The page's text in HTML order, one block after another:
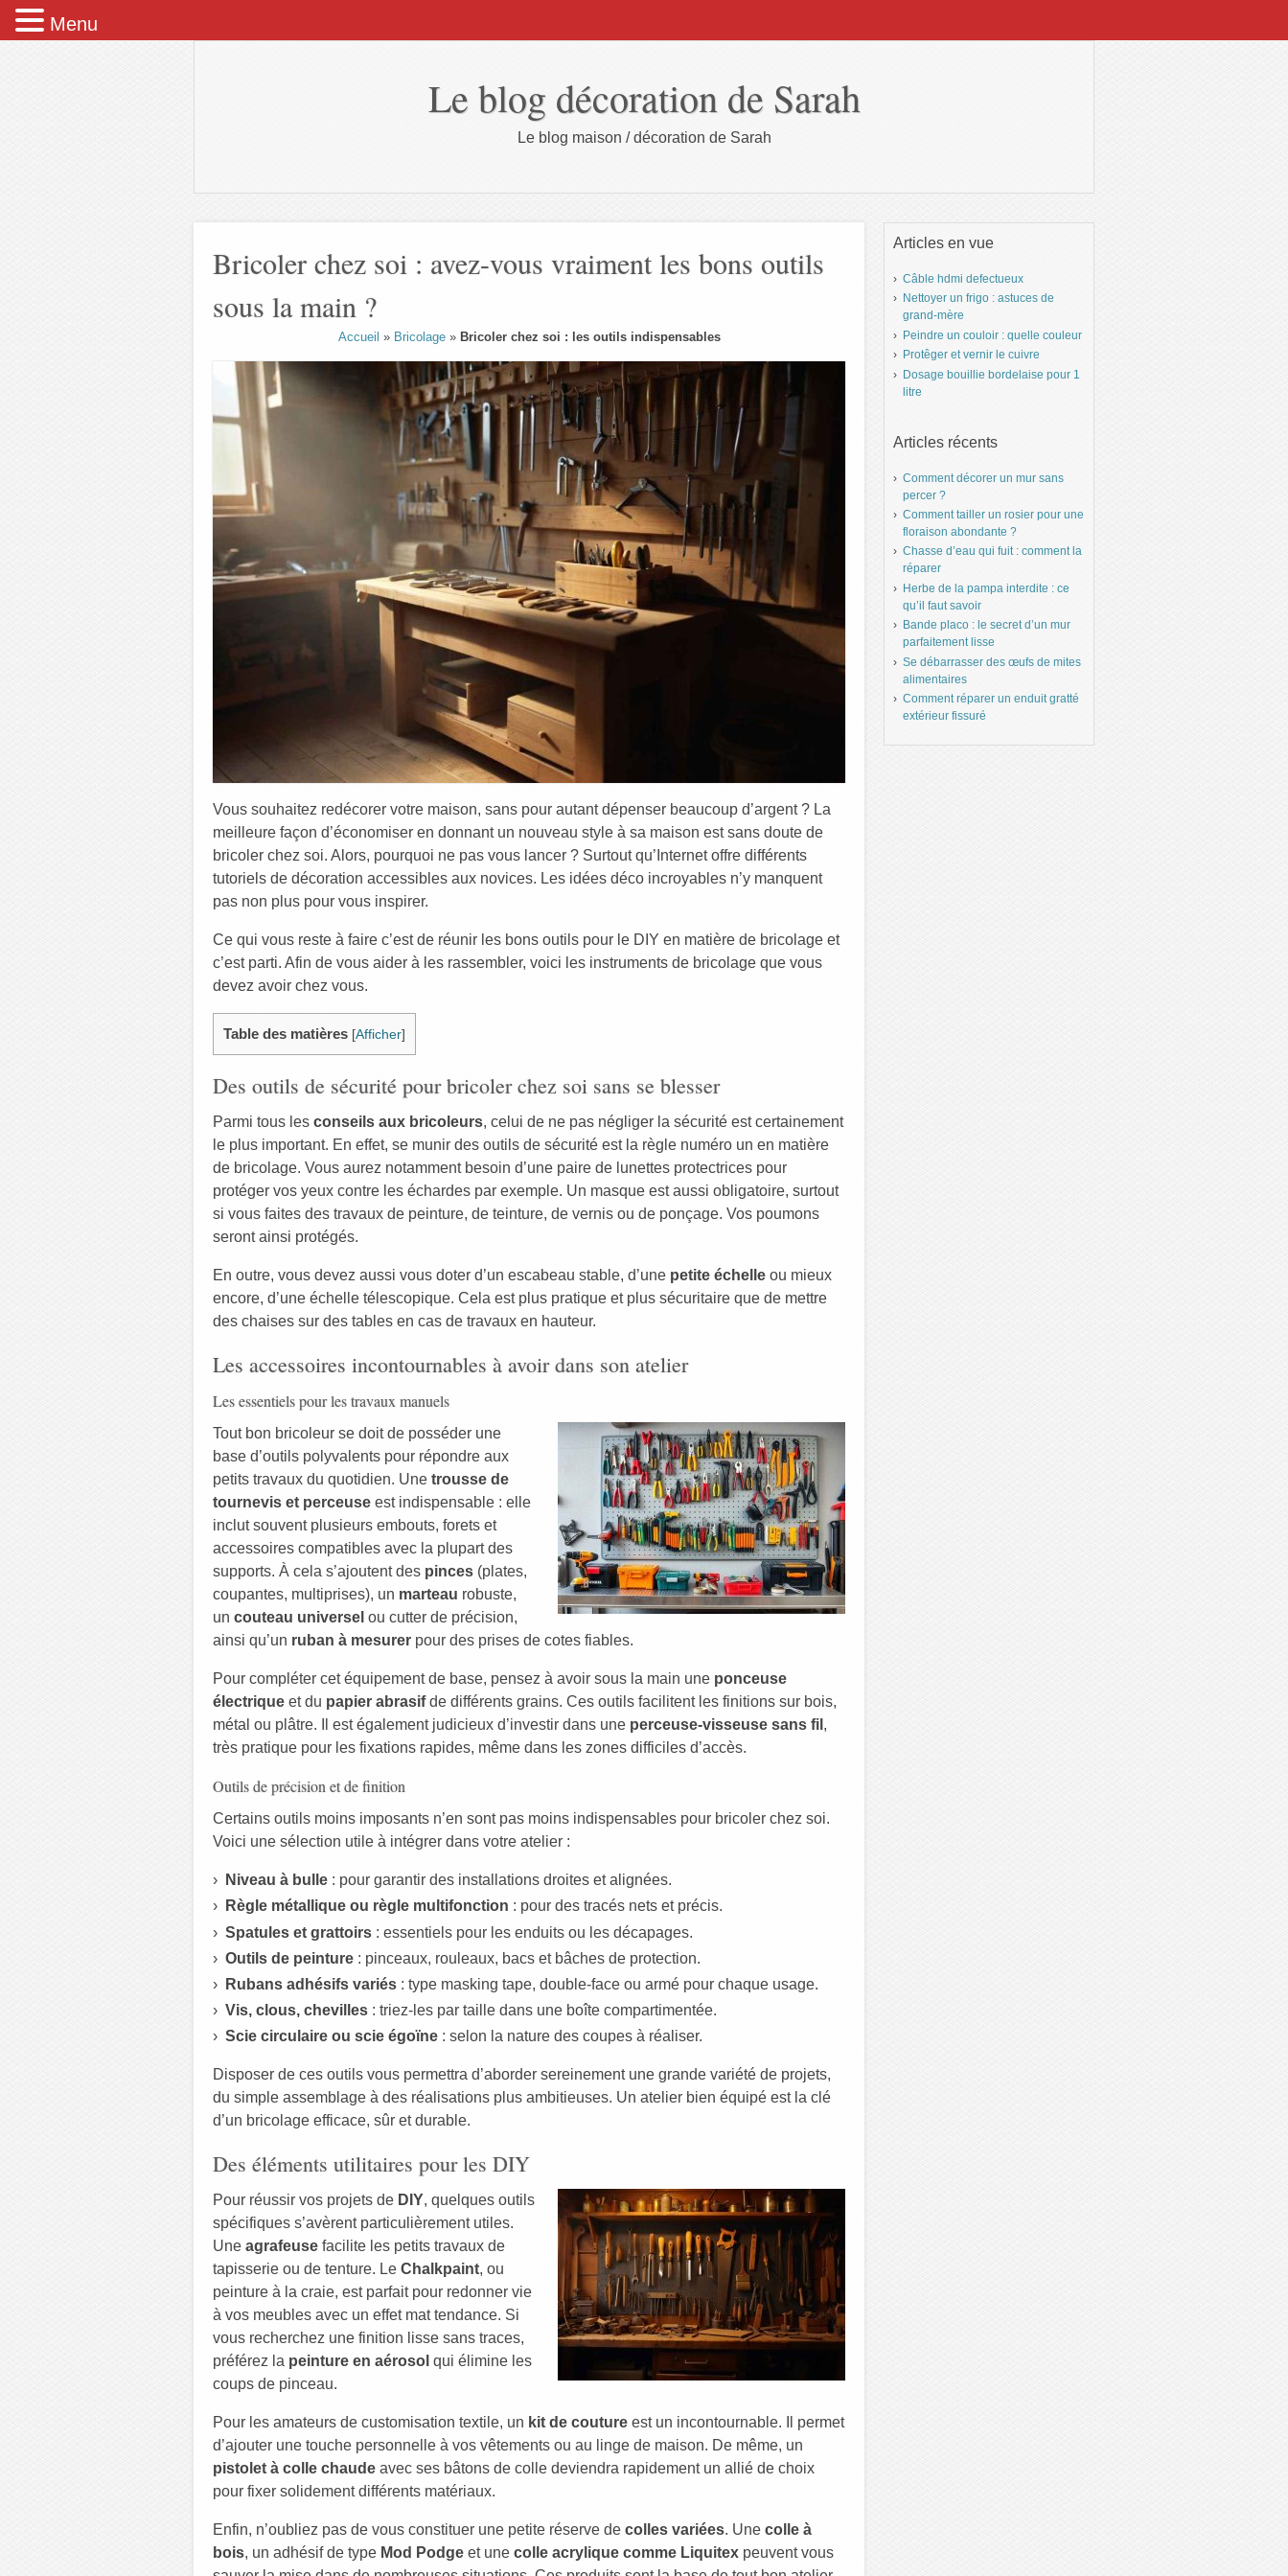
Le blog décoration de Sarah
Le blog maison / décoration de Sarah
Bricoler chez soi : avez-vous vraiment les bons outils
sous la main ?
Accueil » Bricolage» Bricoler chez soi : les outils indispensables
Vous souhaitez redécorer votre maison, sans pour autant dépenser beaucoup d’argent ? La
meilleure façon d’économiser en donnant un nouveau style à sa maison est sans doute de
bricoler chez soi. Alors, pourquoi ne pas vous lancer ? Surtout qu’Internet offre différents
tutoriels de décoration accessibles aux novices. Les idées déco incroyables n’y manquent
pas non plus pour vous inspirer.
Ce qui vous reste à faire c’est de réunir les bons outils pour le DIY en matière de bricolage et
c’est parti. Afin de vous aider à les rassembler, voici les instruments de bricolage que vous
devez avoir chez vous.
Table des matières [Afficher]
Des outils de sécurité pour bricoler chez soi sans se blesser
Parmi tous les conseils aux bricoleurs, celui de ne pas négliger la sécurité est certainement
le plus important. En effet, se munir des outils de sécurité est la règle numéro un en matière
de bricolage. Vous aurez notamment besoin d’une paire de lunettes protectrices pour
protéger vos yeux contre les échardes par exemple. Un masque est aussi obligatoire, surtout
si vous faites des travaux de peinture, de teinture, de vernis ou de ponçage. Vos poumons
seront ainsi protégés.
En outre, vous devez aussi vous doter d’un escabeau stable, d’une petite échelle ou mieux
encore, d’une échelle télescopique. Cela est plus pratique et plus sécuritaire que de mettre
des chaises sur des tables en cas de travaux en hauteur.
Les accessoires incontournables à avoir dans son atelier
Les essentiels pour les travaux manuels
Tout bon bricoleur se doit de posséder une
base d’outils polyvalents pour répondre aux
petits travaux du quotidien. Une trousse de
tournevis et perceuse est indispensable : elle
inclut souvent plusieurs embouts, forets et
accessoires compatibles avec la plupart des
supports. À cela s’ajoutent des pinces (plates,
coupantes, multiprises), un marteau robuste,
un couteau universel ou cutter de précision,
ainsi qu’un ruban à mesurer pour des prises de cotes fiables.
Pour compléter cet équipement de base, pensez à avoir sous la main une ponceuse
électrique et du papier abrasifde différents grains. Ces outils facilitent les finitions sur bois,
métal ou plâtre. Il est également judicieux d’investir dans une perceuse-visseuse sans fil ,
très pratique pour les fixations rapides, même dans les zones difficiles d’accès.
Outils de précision et de finition
Certains outils moins imposants n’en sont pas moins indispensables pour bricoler chez soi.
Voici une sélection utile à intégrer dans votre atelier :
Niveau à bulle: pour garantir des installations droites et alignées.
Règle métallique ou règle multifonction : pour des tracés nets et précis.
Spatules et grattoirs: essentiels pour les enduits ou les décapages.
Outils de peinture: pinceaux, rouleaux, bacs et bâches de protection.
Rubans adhésifs variés: type masking tape, double-face ou armé pour chaque usage.
Vis, clous, chevilles: triez-les par taille dans une boîte compartimentée.
Scie circulaire ou scie égoïne: selon la nature des coupes à réaliser.
Disposer de ces outils vous permettra d’aborder sereinement une grande variété de projets,
du simple assemblage à des réalisations plus ambitieuses. Un atelier bien équipé est la clé
d’un bricolage efficace, sûr et durable.
Des éléments utilitaires pour les DIY
Pour réussir vos projets de DIY, quelques outils
spécifiques s’avèrent particulièrement utiles.
Une agrafeuse facilite les petits travaux de
tapisserie ou de tenture. Le Chalkpaint, ou
peinture à la craie, est parfait pour redonner vie
à vos meubles avec un effet mat tendance. Si
vous recherchez une finition lisse sans traces,
préférez la peinture en aérosol qui élimine les
coups de pinceau.
Pour les amateurs de customisation textile, un kit de couture est un incontournable. Il permet
d’ajouter une touche personnelle à vos vêtements ou au linge de maison. De même, un
pistolet à colle chaude avec ses bâtons de colle deviendra rapidement un allié de choix
pour fixer solidement différents matériaux.
Enfin, n’oubliez pas de vous constituer une petite réserve de colles variées. Une colle à
bois, un adhésif de type Mod Podge et une colle acrylique comme Liquitex peuvent vous
Articles en vue
Câble hdmi defectueux
Nettoyer un frigo : astuces de
grand-mère
Peindre un couloir : quelle couleur
Protêger et vernir le cuivre
Dosage bouillie bordelaise pour 1
litre
Articles récents
Comment décorer un mur sans
percer ?
Comment tailler un rosier pour une
floraison abondante ?
Chasse d’eau qui fuit : comment la
réparer
Herbe de la pampa interdite : ce
qu’il faut savoir
Bande placo : le secret d’un mur
parfaitement lisse
Se débarrasser des œufs de mites
alimentaires
Comment réparer un enduit gratté
extérieur fissuré
Menu